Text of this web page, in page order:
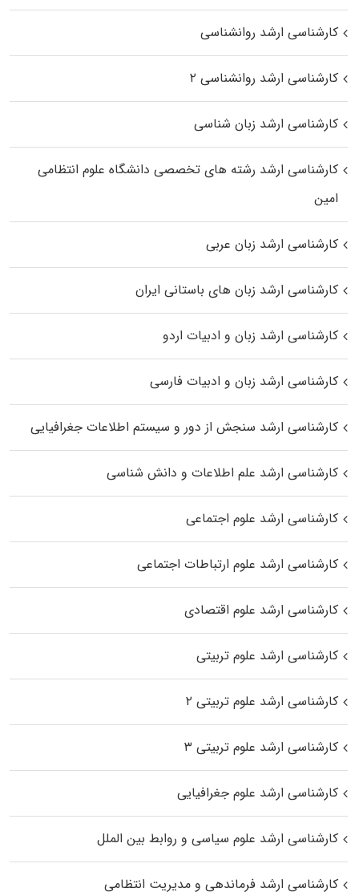
کارشناسی ارشد روانشناسی
کارشناسی ارشد روانشناسی ۲
کارشناسی ارشد زبان شناسی
کارشناسی ارشد رﺷﺘﻪ ﻫﺎی تخصصی داﻧﺸﮕﺎه ﻋﻠﻮم انتظامی
اﻣﻴﻦ
کارشناسی ارشد زبان عربی
کارشناسی ارشد زبان‌ های باستانی ایران
کارشناسی ارشد زبان و ادبیات اردو
کارشناسی ارشد زبان و ادبیات فارسی
کارشناسی ارشد سنجش از دور و سیستم اطلاعات جغرافیایی
کارشناسی ارشد علم اطلاعات و دانش شناسی
کارشناسی ارشد علوم اجتماعی
کارشناسی ارشد علوم ارتباطات اجتماعی
کارشناسی ارشد علوم اقتصادی
کارشناسی ارشد علوم تربیتی
کارشناسی ارشد علوم تربیتی ۲
کارشناسی ارشد علوم تربیتی ۳
کارشناسی ارشد علوم جغرافیایی
کارشناسی ارشد علوم سیاسی و روابط بین الملل
کارشناسی ارشد فرماندهی و مدیریت انتظامی